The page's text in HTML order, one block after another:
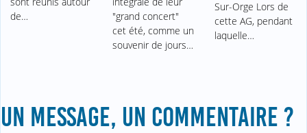
de…
"grand concert"
cet été, comme un
souvenir de jours…
Sur-Orge Lors de
cette AG, pendant
laquelle…
UN MESSAGE, UN COMMENTAIRE ?